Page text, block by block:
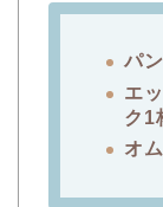
パ
エ
ク1
オ